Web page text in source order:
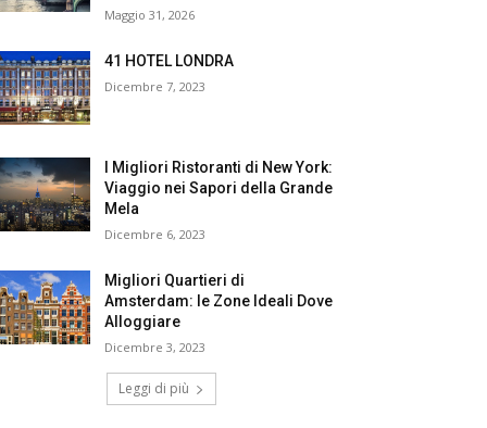
Maggio 31, 2026
41 HOTEL LONDRA
Dicembre 7, 2023
I Migliori Ristoranti di New York:
Viaggio nei Sapori della Grande
Mela
Dicembre 6, 2023
Migliori Quartieri di
Amsterdam: le Zone Ideali Dove
Alloggiare
Dicembre 3, 2023
Leggi di più